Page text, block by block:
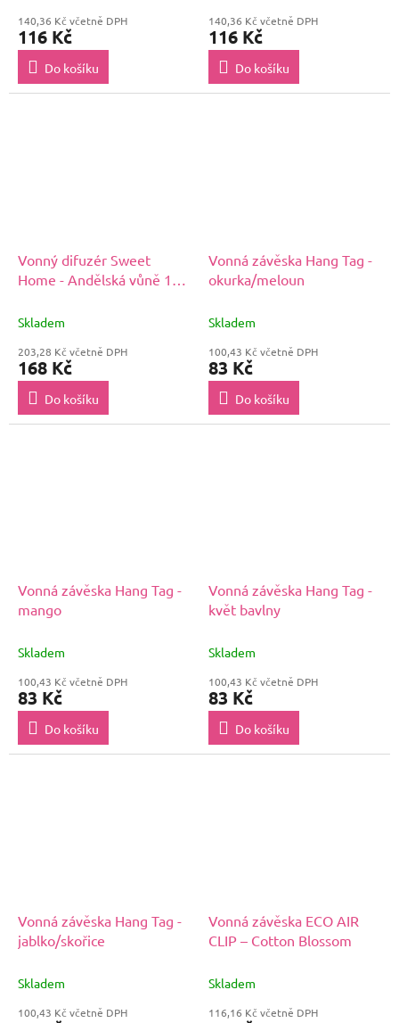
140,36 Kč včetně DPH
116 Kč
Do košíku
140,36 Kč včetně DPH
116 Kč
Do košíku
Vonný difuzér Sweet
Home - Andělská vůně 100
Skladem
203,28 Kč včetně DPH
168 Kč
Do košíku
Vonná závěska Hang Tag -
okurka/meloun
Skladem
100,43 Kč včetně DPH
83 Kč
Do košíku
Vonná závěska Hang Tag -
mango
Skladem
100,43 Kč včetně DPH
83 Kč
Do košíku
Vonná závěska Hang Tag -
květ bavlny
Skladem
100,43 Kč včetně DPH
83 Kč
Do košíku
Vonná závěska Hang Tag -
jablko/skořice
Skladem
100,43 Kč včetně DPH
Vonná závěska ECO AIR
CLIP – Cotton Blossom
Skladem
116,16 Kč včetně DPH